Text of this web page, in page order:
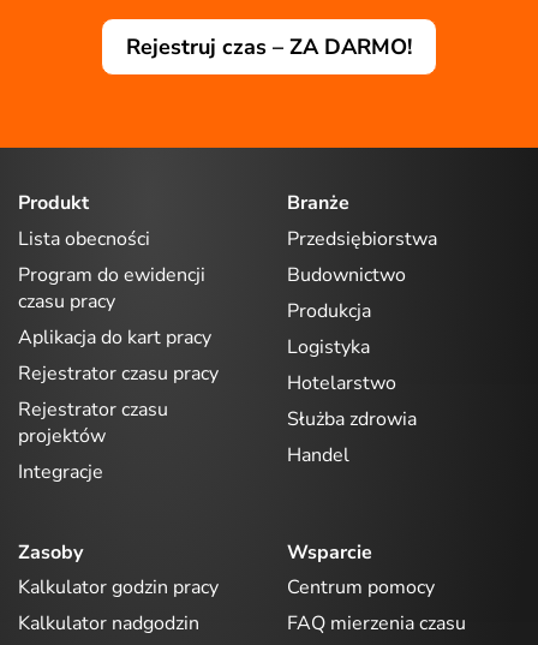
Rejestruj czas – ZA DARMO!
Produkt
Lista obecności
Program do ewidencji
czasu pracy
Aplikacja do kart pracy
Rejestrator czasu pracy
Rejestrator czasu
projektów
Integracje
Branże
Przedsiębiorstwa
Budownictwo
Produkcja
Logistyka
Hotelarstwo
Służba zdrowia
Handel
Zasoby
Kalkulator godzin pracy
Kalkulator nadgodzin
Wsparcie
Centrum pomocy
FAQ mierzenia czasu